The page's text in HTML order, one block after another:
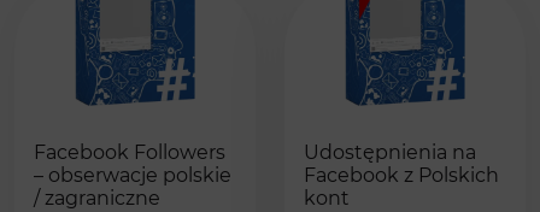
Facebook Followers
– obserwacje polskie
/ zagraniczne
Udostępnienia na
Facebook z Polskich
kont